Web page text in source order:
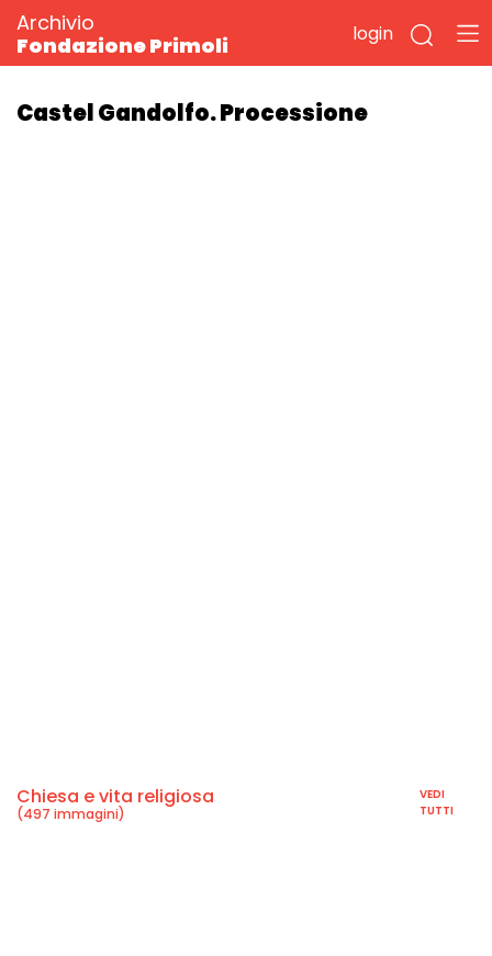
Archivio
Fondazione Primoli
login
Castel Gandolfo. Processione
Chiesa e vita religiosa
(497 immagini)
VEDI
TUTTI